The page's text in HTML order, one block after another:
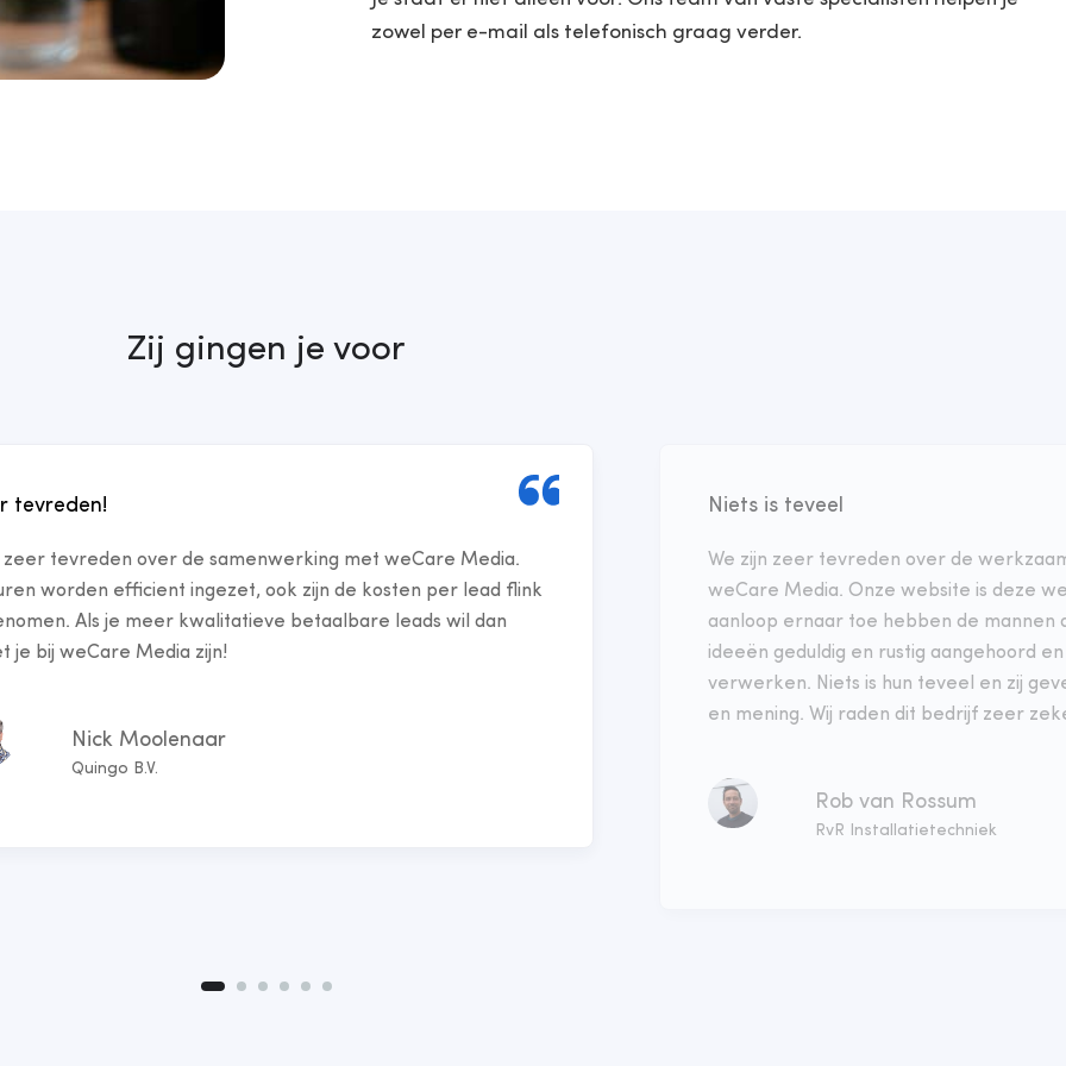
zowel per e-mail als telefonisch graag verder.
Zij gingen je voor
tevreden!
zeer tevreden over de samenwerking met weCare Media.
worden efficient ingezet, ook zijn de kosten per lead flink
Als je meer kwalitatieve betaalbare leads wil dan
je bij weCare Media zijn!
Nick Moolenaar
Quingo B.V.
Niets is teveel
We zijn zeer tevreden over de
weCare Media. Onze website is deze
aanloop ernaar toe hebben de mannen
ideeën geduldig en rustig aangehoord
verwerken. Niets is hun teveel en zij
en mening. Wij raden dit bedrijf zeer
Rob van Rossum
RvR Installatietechniek